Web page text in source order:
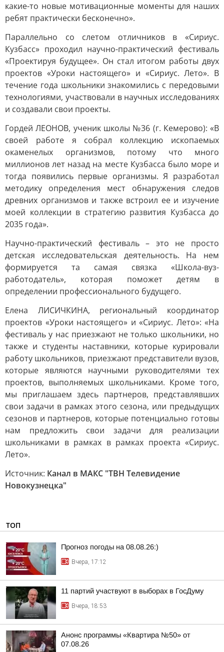
какие-то новые мотивационные моменты для наших
ребят практически бесконечно».
Параллельно со слетом отличников в «Сириус.
Кузбасс» проходил научно-практический фестиваль
«Проектируя будущее». Он стал итогом работы двух
проектов «Уроки настоящего» и «Сириус. Лето». В
течение года школьники знакомились с передовыми
технологиями, участвовали в научных исследованиях
и создавали свои проекты.
Гордей ЛЕОНОВ, ученик школы №36 (г. Кемерово): «В
своей работе я собрал коллекцию ископаемых
окаменелых организмов, потому что много
миллионов лет назад на месте Кузбасса было море и
тогда появились первые организмы. Я разработал
методику определения мест обнаружения следов
древних организмов и также встроил ее и изучение
моей коллекции в стратегию развития Кузбасса до
2035 года».
Научно-практический фестиваль – это не просто
детская исследовательская деятельность. На нем
формируется та самая связка «Школа-вуз-
работодатель», которая поможет детям в
определении профессионального будущего.
Елена ЛИСИЧКИНА, региональный координатор
проектов «Уроки настоящего» и «Сириус. Лето»: «На
фестиваль у нас приезжают не только школьники, но
также и студенты наставники, которые курировали
работу школьников, приезжают представители вузов,
которые являются научными руководителями тех
проектов, выполняемых школьниками. Кроме того,
мы приглашаем здесь партнеров, представлявших
свои задачи в рамках этого сезона, или предыдущих
сезонов и партнеров, которые потенциально готовы
нам предложить свои задачи для реализации
школьниками в рамках в рамках проекта «Сириус.
Лето».
Источник: Канал в МАКС "ТВН Телевидение
Новокузнецка"
ТОП
Прогноз погоды на 08.08.26:)
Вчера, 17:12
11 партий участвуют в выборах в ГосДуму
Вчера, 18:53
Анонс программы «Квартира №50» от
07.08.26